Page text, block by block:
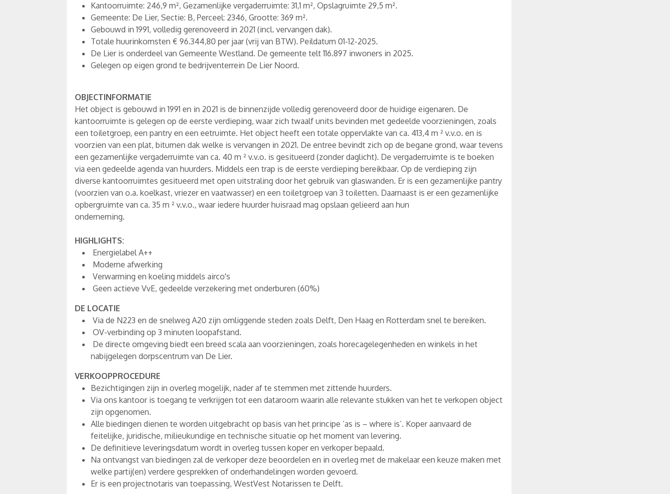
Kantoorruimte: 246,9 m², Gezamenlijke vergaderruimte: 31,1 m², Opslagruimte 29,5 m².
Gemeente: De Lier, Sectie: B, Perceel: 2346, Grootte: 369 m².
Gebouwd in 1991, volledig gerenoveerd in 2021 (incl. vervangen dak).
Totale huurinkomsten € 96.344,80 per jaar (vrij van BTW). Peildatum 01-12-2025.
De Lier is onderdeel van Gemeente Westland. De gemeente telt 116.897 inwoners in 2025.
Gelegen op eigen grond te bedrijventerrein De Lier Noord.
OBJECTINFORMATIE
Het object is gebouwd in 1991 en in 2021 is de binnenzijde volledig gerenoveerd door de huidige eigenaren. De
kantoorruimte is gelegen op de eerste verdieping, waar zich twaalf units bevinden met gedeelde voorzieningen, zoals
een toiletgroep, een pantry en een eetruimte. Het object heeft een totale oppervlakte van ca. 413,4 m ² v.v.o. en is
voorzien van een plat, bitumen dak welke is vervangen in 2021. De entree bevindt zich op de begane grond, waar tevens
een gezamenlijke vergaderruimte van ca. 40 m ² v.v.o. is gesitueerd (zonder daglicht). De vergaderruimte is te boeken
via een gedeelde agenda van huurders. Middels een trap is de eerste verdieping bereikbaar. Op de verdieping zijn
diverse kantoorruimtes gesitueerd met open uitstraling door het gebruik van glaswanden. Er is een gezamenlijke pantry
(voorzien van o.a. koelkast, vriezer en vaatwasser) en een toiletgroep van 3 toiletten. Daarnaast is er een gezamenlijke
opbergruimte van ca. 35 m ² v.v.o., waar iedere huurder huisraad mag opslaan gelieerd aan hun
onderneming.
HIGHLIGHTS:
Energielabel A++
Moderne afwerking
Verwarming en koeling middels airco's
Geen actieve VvE, gedeelde verzekering met onderburen (60%)
DE LOCATIE
Via de N223 en de snelweg A20 zijn omliggende steden zoals Delft, Den Haag en Rotterdam snel te bereiken.
OV-verbinding op 3 minuten loopafstand.
De directe omgeving biedt een breed scala aan voorzieningen, zoals horecagelegenheden en winkels in het
nabijgelegen dorpscentrum van De Lier.
VERKOOPPROCEDURE
Bezichtigingen zijn in overleg mogelijk, nader af te stemmen met zittende huurders.
Via ons kantoor is toegang te verkrijgen tot een dataroom waarin alle relevante stukken van het te verkopen object
zijn opgenomen.
Alle biedingen dienen te worden uitgebracht op basis van het principe ‘as is – where is’. Koper aanvaard de
feitelijke, juridische, milieukundige en technische situatie op het moment van levering.
De definitieve leveringsdatum wordt in overleg tussen koper en verkoper bepaald.
Na ontvangst van biedingen zal de verkoper deze beoordelen en in overleg met de makelaar een keuze maken met
welke partij(en) verdere gesprekken of onderhandelingen worden gevoerd.
Er is een projectnotaris van toepassing, WestVest Notarissen te Delft.